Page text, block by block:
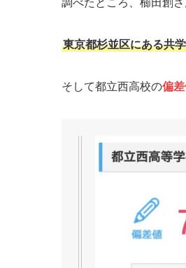
東京都杉並区にある共
そして都立西高校の偏